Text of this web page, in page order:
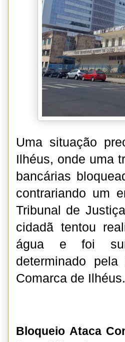
Uma situação
Ilhéus, onde uma
bancárias
contrariando um
Tribunal de
cidadã tentou
água e foi
determinado
Comarca de Ilhéus.
Bloqueio Ataca